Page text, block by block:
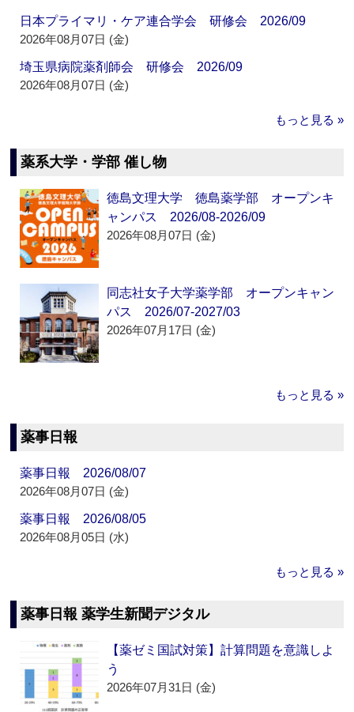
日本プライマリ・ケア連合学会 研修会 2026/09
2026年08月07日 (金)
埼玉県病院薬剤師会 研修会 2026/09
2026年08月07日 (金)
もっと見る »
薬系大学・学部 催し物
徳島文理大学 徳島薬学部 オープンキ
ャンパス 2026/08-2026/09
2026年08月07日 (金)
同志社女子大学薬学部 オープンキャン
パス 2026/07-2027/03
2026年07月17日 (金)
もっと見る »
薬事日報
薬事日報 2026/08/07
2026年08月07日 (金)
薬事日報 2026/08/05
2026年08月05日 (水)
もっと見る »
薬事日報 薬学生新聞デジタル
【薬ゼミ国試対策】計算問題を意識しよ
う
2026年07月31日 (金)